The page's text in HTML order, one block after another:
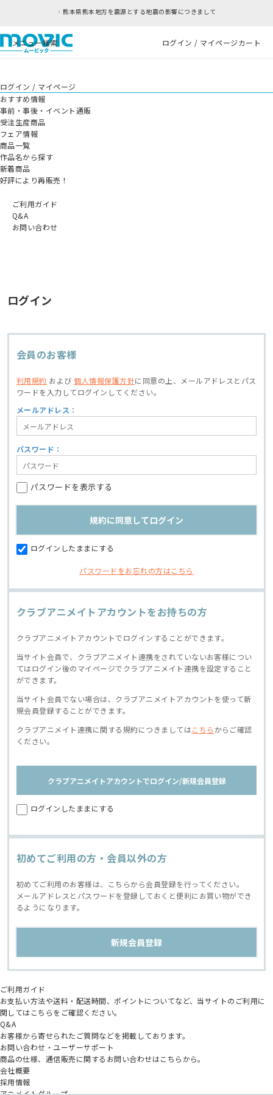
熊本県熊本地方を震源とする地震の影響につきまして
メニュー検索 ログイン / マイページカート
ログイン / マイページ
おすすめ情報
事前・事後・イベント通販
受注生産商品
フェア情報
商品一覧
作品名から探す
新着商品
好評により再販売！
ご利用ガイド
Q&A
お問い合わせ
ログイン
会員のお客様
利用規約 および個人情報保護方針に同意の上、
メールアドレスとパス
ワードを入力してログインしてください。
メールアドレス：
パスワード：
パスワードを表示する
ログインしたままにする
パスワードをお忘れの方はこちら
クラブアニメイトアカウントをお持ちの方
クラブアニメイトアカウントでログインすることができます。
当サイト会員で、クラブアニメイト連携をされていないお客様につい
てはログイン後のマイページでクラブアニメイト連携を設定すること
ができます。
当サイト会員でない場合は、クラブアニメイトアカウントを使って新
規会員登録することができます。
クラブアニメイト連携に関する規約につきましてはこちら からご確認
ください。
クラブアニメイトアカウントでログイン/新規会員登録
ログインしたままにする
初めてご利用の方・会員以外の方
初めてご利用のお客様は、こちらから会員登録を行ってください。
メールアドレスとパスワードを登録しておくと便利にお買い物ができ
るようになります。
ご利用ガイド
お支払い方法や送料・配送時間、ポイントについてなど、当サイトのご利用に
関してはこちらをご確認ください。
Q&A
お客様から寄せられたご質問などを掲載しております。
お問い合わせ・ユーザーサポート
商品の仕様、通信販売に関するお問い合わせはこちらから。
会社概要
採用情報